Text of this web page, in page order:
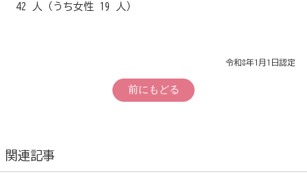
42 人（うち女性 19 人）
令和8年1月1日認定
前にもどる
関連記事